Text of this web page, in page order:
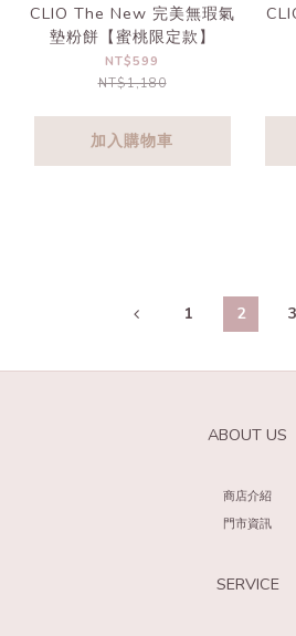
CLIO The New 完美無瑕氣
墊粉餅【蜜桃限定款】
NT$599
NT$1,180
加入購物車
1 2 3
ABOUT US
商店介紹
門市資訊
SERVICE